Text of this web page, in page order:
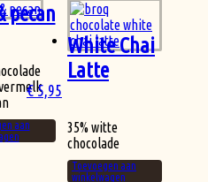
pecan
aan
White Chai
Latte
€5,95
35% witte
chocolade
Toevoegen aan
winkelwagen